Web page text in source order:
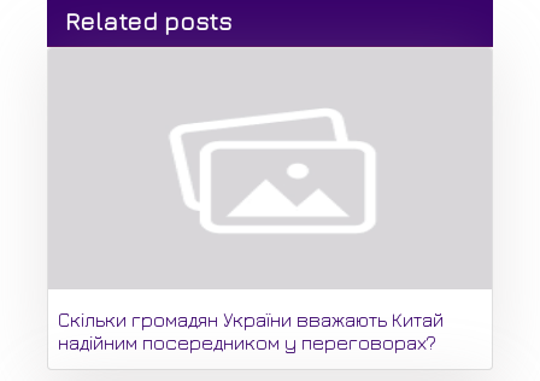
Related posts
Скільки громадян України вважають Китай
надійним посередником у переговорах?